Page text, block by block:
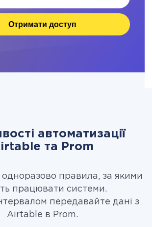
Отримати доступ
автоматизації
та Prom
правила, за якими
працювати системи.
передавайте дані з
Airtable в Prom.